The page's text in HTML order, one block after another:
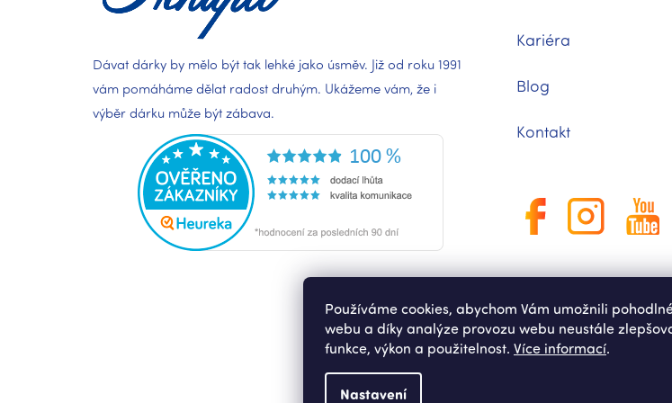
Používáme cookies, abychom Vám umožnili
webu a díky analýze provozu webu neustále
funkce, výkon a použitelnost. Více informací.
Nastavení
Dávat dárky by mělo být tak lehké jako úsměv. Již od roku 1991
vám pomáháme dělat radost druhým. Ukážeme vám, že i
výběr dárku může být zábava.
Kariéra
Blog
Kontakt